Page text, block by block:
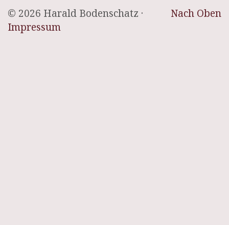
Nach Oben
© 2026 Harald Bodenschatz ·
Impressum